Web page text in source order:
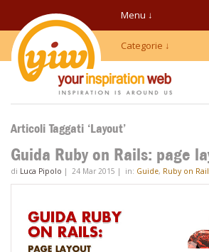
Menu ↓
Categorie ↓
Articoli Taggati ‘Layout’
Guida Ruby on Rails: page
di Luca Pipolo | 24 Mar 2015 | in: Guide, Ruby on